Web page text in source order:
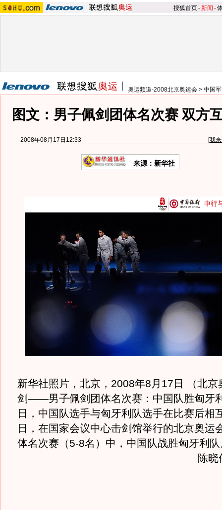
搜狐首页-新闻 -
奥运频道-2008北京奥运会 > 中国
图文：男子佩剑团体名次赛 双方
2008年08月17日12:33 [我
来源：新华社
新华社照片，北京，2008年8月17日 （北京
剑——男子佩剑团体名次赛：中国队胜匈牙
日，中国队选手与匈牙利队选手在比赛后相
日，在国家会议中心击剑馆举行的北京奥运
体名次赛（5-8名）中，中国队战胜匈牙利
陈晓